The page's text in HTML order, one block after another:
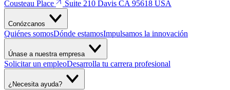
Cousteau Place
Suite 210 Davis CA 95618 USA
Conózcanos
Quiénes somosDónde estamosImpulsamos la innovación
Únase a nuestra empresa
Solicitar un empleoDesarrolla tu carrera profesional
¿Necesita ayuda?